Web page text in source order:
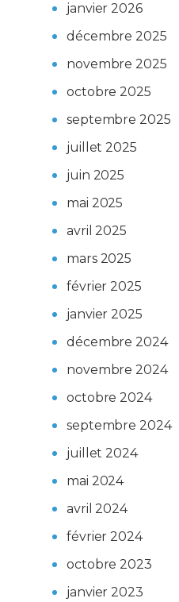
janvier 2026
décembre 2025
novembre 2025
octobre 2025
septembre 2025
juillet 2025
juin 2025
mai 2025
avril 2025
mars 2025
février 2025
janvier 2025
décembre 2024
novembre 2024
octobre 2024
septembre 2024
juillet 2024
mai 2024
avril 2024
février 2024
octobre 2023
janvier 2023